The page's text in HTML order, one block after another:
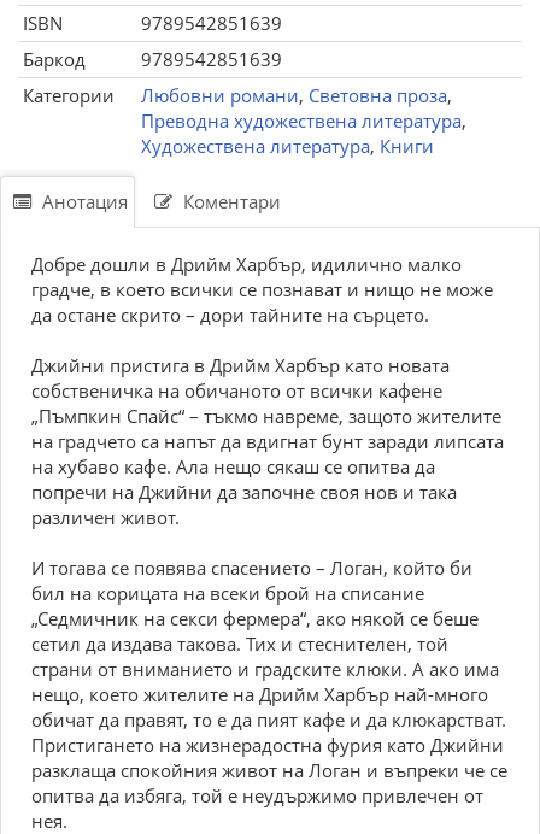
ISBN
9789542851639
Баркод
9789542851639
Категории
Любовни романи, Световна проза,
Преводна художествена литература,
Художествена литература, Книги
Анотация Коментари
Добре дошли в Дрийм Харбър, идилично малко
градче, в което всички се познават и нищо не може
да остане скрито – дори тайните на сърцето.
Джийни пристига в Дрийм Харбър като новата
собственичка на обичаното от всички кафене
„Пъмпкин Спайс“ – тъкмо навреме, защото жителите
на градчето са напът да вдигнат бунт заради липсата
на хубаво кафе. Ала нещо сякаш се опитва да
попречи на Джийни да започне своя нов и така
различен живот.
И тогава се появява спасението – Логан, който би
бил на корицата на всеки брой на списание
„Седмичник на секси фермера“, ако някой се беше
сетил да издава такова. Тих и стеснителен, той
страни от вниманието и градските клюки. А ако има
нещо, което жителите на Дрийм Харбър най-много
обичат да правят, то е да пият кафе и да клюкарстват.
Пристигането на жизнерадостна фурия като Джийни
разклаща спокойния живот на Логан и въпреки че се
опитва да избяга, той е неудържимо привлечен от
нея.